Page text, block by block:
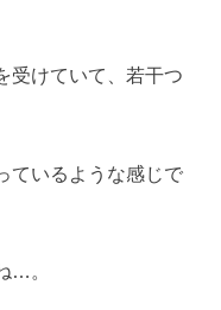
受けていて、若干つ
ているような感じで
…。